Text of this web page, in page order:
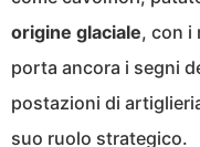
origine glaciale, con i
porta ancora i segni
postazioni di
suo ruolo strategico.